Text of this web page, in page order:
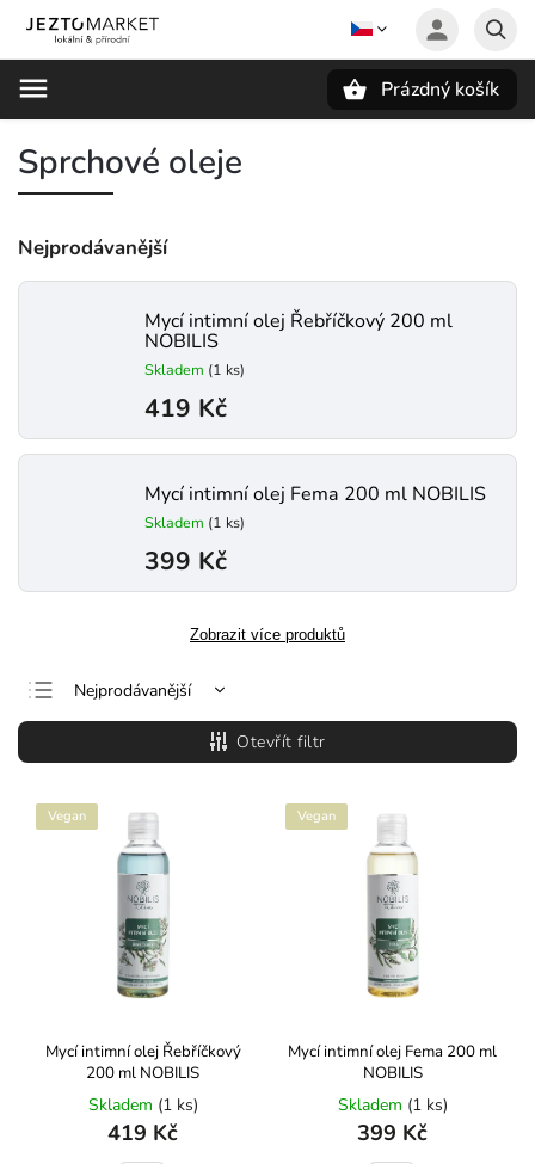
Prázdný košík
Sprchové oleje
Nejprodávanější
Mycí intimní olej Řebříčkový 200 ml
NOBILIS
Skladem (1 ks)
419 Kč
Mycí intimní olej Fema 200 ml NOBILIS
Skladem (1 ks)
399 Kč
Zobrazit více produktů
Nejprodávanější
Nejlevnější
Nejdražší
Abecedně
Otevřít filtr
Vegan
Mycí intimní olej Řebříčkový
200 ml NOBILIS
Skladem (1 ks)
419 Kč
Vegan
Mycí intimní olej Fema 200 ml
NOBILIS
Skladem (1 ks)
399 Kč